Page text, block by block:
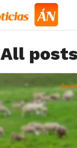
All